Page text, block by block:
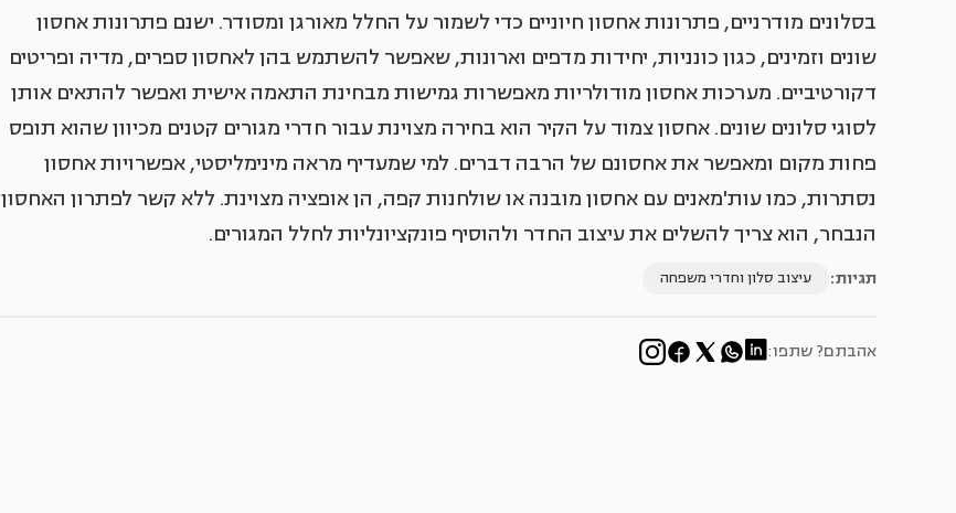
בסלונים מודרניים, פתרונות אחסון חיוניים כדי לשמור על החלל מאורגן ומסודר. ישנם פתרונות אחסון
שונים וזמינים, כגון כונניות, יחידות מדפים וארונות, שאפשר להשתמש בהן לאחסון ספרים, מדיה ופריטים
דקורטיביים. מערכות אחסון מודולריות מאפשרות גמישות מבחינת התאמה אישית ואפשר להתאים אותן
לסוגי סלונים שונים. אחסון צמוד על הקיר הוא בחירה מצוינת עבור חדרי מגורים קטנים מכיוון שהוא תופס
פחות מקום ומאפשר את אחסונם של הרבה דברים. למי שמעדיף מראה מינימליסטי, אפשרויות אחסון
נסתרות, כמו עות'מאנים עם אחסון מובנה או שולחנות קפה, הן אופציה מצוינת. ללא קשר לפתרון האחסון
הנבחר, הוא צריך להשלים את עיצוב החדר ולהוסיף פונקציונליות לחלל המגורים.
תגיות: עיצוב סלון וחדרי משפחה
אהבתם? שתפו: